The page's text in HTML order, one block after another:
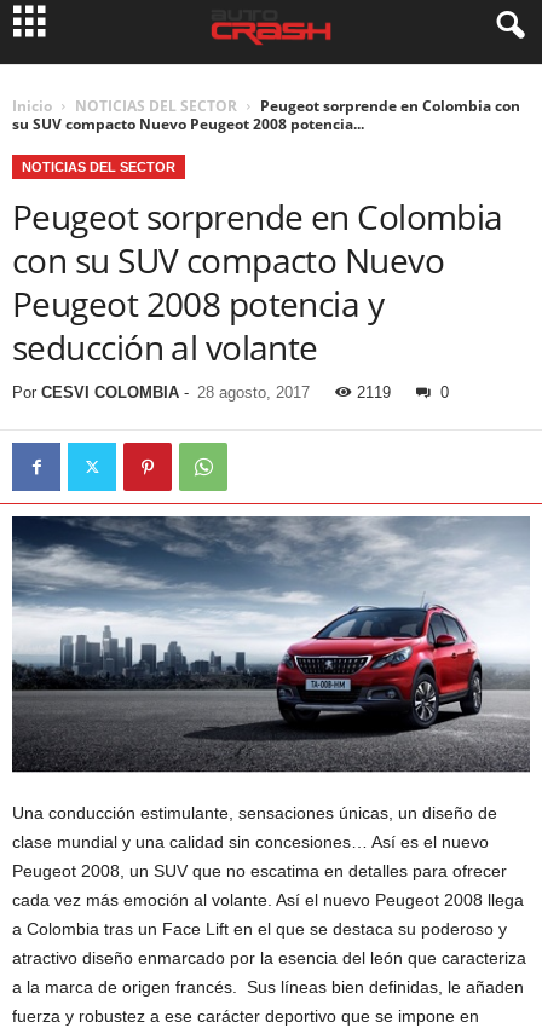
Inicio NOTICIAS DEL SECTOR
Peugeot sorprende en Colombia con
su SUV compacto Nuevo Peugeot 2008 potencia...
NOTICIAS DEL SECTOR
Peugeot sorprende en Colombia
con su SUV compacto Nuevo
Peugeot 2008 potencia y
seducción al volante
Por CESVI COLOMBIA - 28 agosto, 2017 2119 0
Una conducción estimulante, sensaciones únicas, un diseño de
clase mundial y una calidad sin concesiones… Así es el nuevo
Peugeot 2008, un SUV que no escatima en detalles para ofrecer
cada vez más emoción al volante. Así el nuevo Peugeot 2008 llega
a Colombia tras un Face Lift en el que se destaca su poderoso y
atractivo diseño enmarcado por la esencia del león que caracteriza
a la marca de origen francés. Sus líneas bien definidas, le añaden
fuerza y robustez a ese carácter deportivo que se impone en